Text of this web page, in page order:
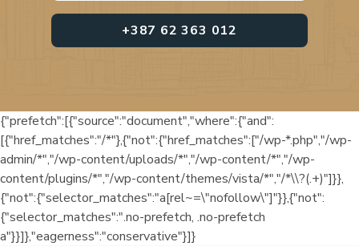
+387 62 363 012
{"prefetch":[{"source":"document","where":{"and":
[{"href_matches":"/*"},{"not":{"href_matches":["/wp-*.php","/wp-
admin/*","/wp-content/uploads/*","/wp-content/*","/wp-
content/plugins/*","/wp-content/themes/vista/*","/*\\?(.+)"]}},
{"not":{"selector_matches":"a[rel~=\"nofollow\"]"}},{"not":
{"selector_matches":".no-prefetch, .no-prefetch
a"}}]},"eagerness":"conservative"}]}